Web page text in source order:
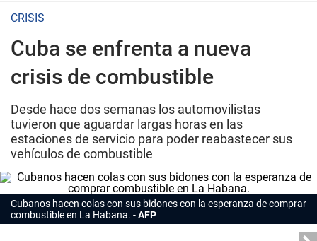
CRISIS
Cuba se enfrenta a nueva
crisis de combustible
Desde hace dos semanas los automovilistas
tuvieron que aguardar largas horas en las
estaciones de servicio para poder reabastecer sus
vehículos de combustible
Cubanos hacen colas con sus bidones con la esperanza de comprar
combustible en La Habana.
AFP